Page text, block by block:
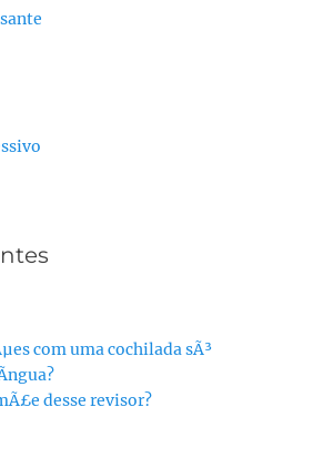
com uma cochilada sÃ³
desse revisor?